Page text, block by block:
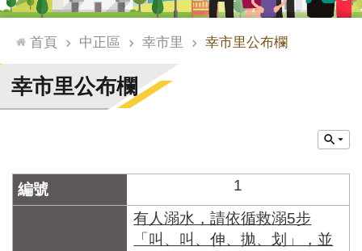
台
通
臺
北
市
門
牌
首頁 中正區 幸市里 幸市里公布欄
幸市里公布欄
1
有人溺水，請依循救溺5步
「叫、叫、伸、拋、划」，並